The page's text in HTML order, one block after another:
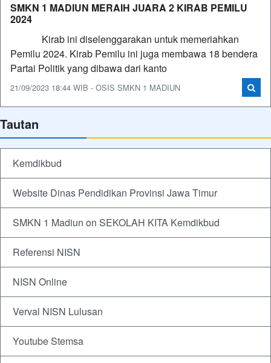
SMKN 1 MADIUN MERAIH JUARA 2 KIRAB PEMILU
2024
Kirab ini diselenggarakan untuk memeriahkan
Pemilu 2024. Kirab Pemilu ini juga membawa 18 bendera
Partai Politik yang dibawa dari kanto
21/09/2023 18:44 WIB - OSIS SMKN 1 MADIUN
Tautan
Kemdikbud
Website Dinas Pendidikan Provinsi Jawa Timur
SMKN 1 Madiun on SEKOLAH KITA Kemdikbud
Referensi NISN
NISN Online
Verval NISN Lulusan
Youtube Stemsa